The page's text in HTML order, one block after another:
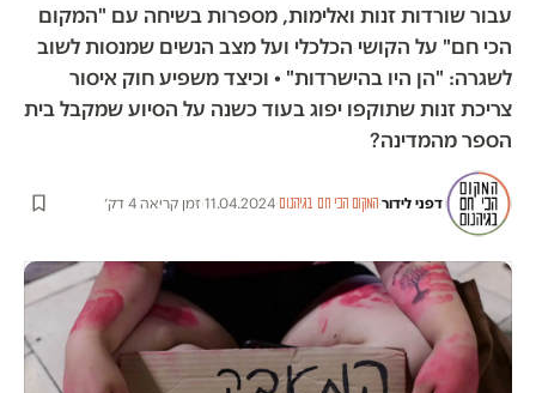
עבור שורדות זנות ואלימות, מספרות בשיחה עם "המקום
הכי חם" על הקושי הכלכלי ועל מצב הנשים שמנסות לשוב
לשגרה: "הן היו בהישרדות" • וכיצד משפיע חוק איסור
צריכת זנות שתוקפו יפוג בעוד כשנה על הסיוע שמקבל בית
הספר מהמדינה?
דפני לידור·המקום הכי חם בגיהנום·
11.04.2024
·זמן קריאה 4 דק׳